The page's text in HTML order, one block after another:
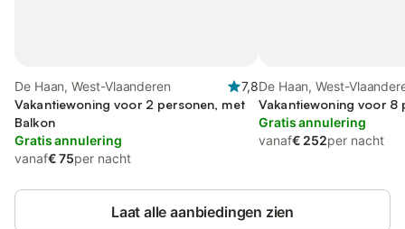
De Haan, West-Vlaanderen
7,8
Vakantiewoning voor 2 personen, met
Balkon
Gratis annulering
vanaf€ 75per nacht
De Haan, West-
Vakantiewoning voor 8
Gratis annulering
vanaf€ 252per nacht
Laat alle aanbiedingen zien